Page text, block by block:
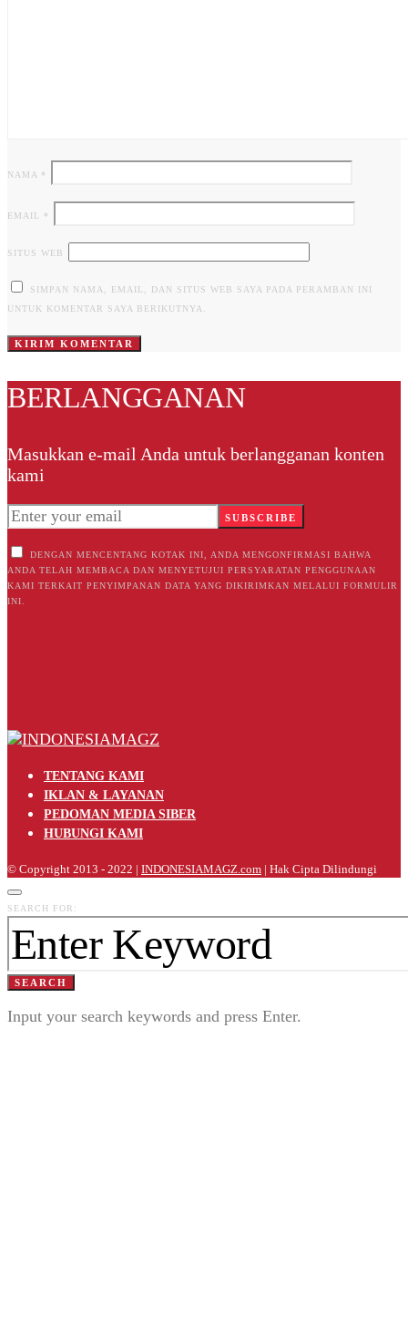
NAMA *
EMAIL *
SITUS WEB
SIMPAN NAMA, EMAIL, DAN SITUS WEB SAYA PADA PERAMBAN INI
UNTUK KOMENTAR SAYA BERIKUTNYA.
BERLANGGANAN
Masukkan e-mail Anda untuk berlangganan konten
kami
SUBSCRIBE
DENGAN MENCENTANG KOTAK INI, ANDA MENGONFIRMASI BAHWA
ANDA TELAH MEMBACA DAN MENYETUJUI PERSYARATAN PENGGUNAAN
KAMI TERKAIT PENYIMPANAN DATA YANG DIKIRIMKAN MELALUI FORMULIR
INI.
TENTANG KAMI
IKLAN & LAYANAN
PEDOMAN MEDIA SIBER
HUBUNGI KAMI
© Copyright 2013 - 2022 | INDONESIAMAGZ.com | Hak Cipta Dilindungi
SEARCH FOR:
SEARCH
Input your search keywords and press Enter.